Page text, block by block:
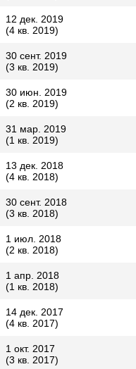
12 дек. 2019
(4 кв. 2019)
30 сент. 2019
(3 кв. 2019)
30 июн. 2019
(2 кв. 2019)
31 мар. 2019
(1 кв. 2019)
13 дек. 2018
(4 кв. 2018)
30 сент. 2018
(3 кв. 2018)
1 июл. 2018
(2 кв. 2018)
1 апр. 2018
(1 кв. 2018)
14 дек. 2017
(4 кв. 2017)
1 окт. 2017
(3 кв. 2017)